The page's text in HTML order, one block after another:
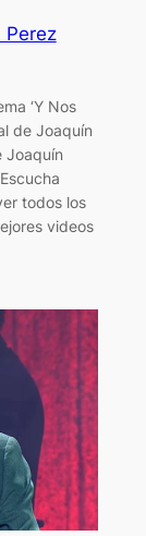
Perez
‘Y Nos
de Joaquín
Joaquín
todos los
videos